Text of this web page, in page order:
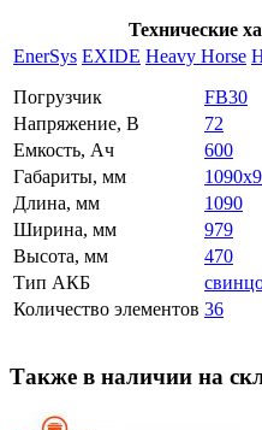
Технические
EnerSys EXIDE Heavy Horse
Погрузчик
FB30
Напряжение, В
72
Емкость, Ач
600
Габариты, мм
Длина, мм
1090
Ширина, мм
979
Высота, мм
470
Тип АКБ
Количество элементов 36
Также в наличии на